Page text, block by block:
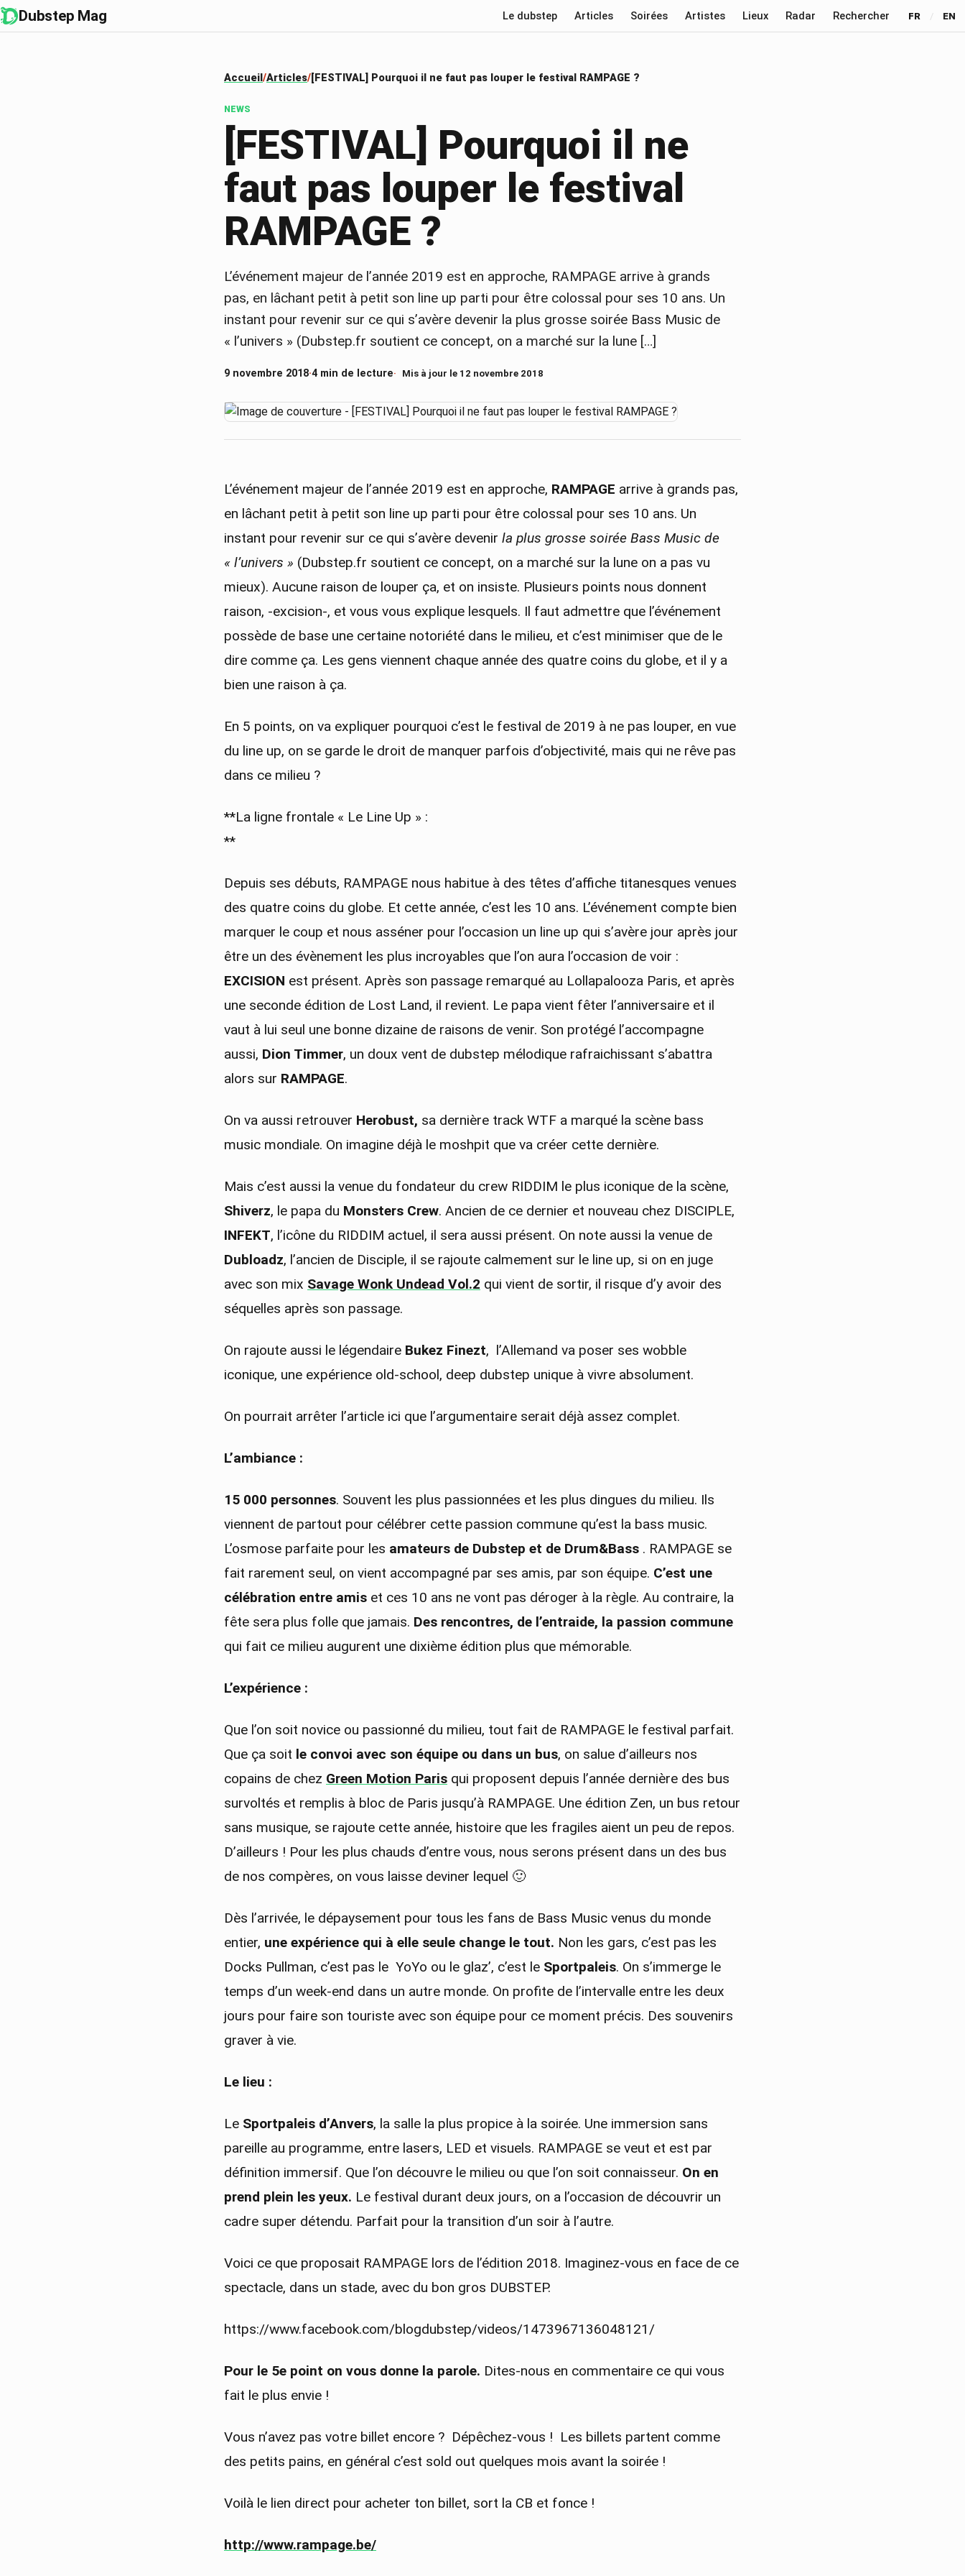
Dubstep Mag Le dubstep Articles Soirées Artistes Lieux Radar Rechercher FR / EN
Accueil Articles [FESTIVAL] Pourquoi il ne faut pas louper le festival RAMPAGE ?
NEWS
[FESTIVAL] Pourquoi il ne
faut pas louper le festival
RAMPAGE ?
L’événement majeur de l’année 2019 est en approche, RAMPAGE arrive à grands
pas, en lâchant petit à petit son line up parti pour être colossal pour ses 10 ans. Un
instant pour revenir sur ce qui s’avère devenir la plus grosse soirée Bass Music de
« l’univers » (Dubstep.fr soutient ce concept, on a marché sur la lune […]
9 novembre 2018·4 min de lecture Mis à jour le 12 novembre 2018
L’événement majeur de l’année 2019 est en approche, RAMPAGE arrive à grands pas,
en lâchant petit à petit son line up parti pour être colossal pour ses 10 ans. Un
instant pour revenir sur ce qui s’avère devenir la plus grosse soirée Bass Music de
« l’univers » (Dubstep.fr soutient ce concept, on a marché sur la lune on a pas vu
mieux). Aucune raison de louper ça, et on insiste. Plusieurs points nous donnent
raison, -excision-, et vous vous explique lesquels. Il faut admettre que l’événement
possède de base une certaine notoriété dans le milieu, et c’est minimiser que de le
dire comme ça. Les gens viennent chaque année des quatre coins du globe, et il y a
bien une raison à ça.
En 5 points, on va expliquer pourquoi c’est le festival de 2019 à ne pas louper, en vue
du line up, on se garde le droit de manquer parfois d’objectivité, mais qui ne rêve pas
dans ce milieu ?
**La ligne frontale « Le Line Up » :
**
Depuis ses débuts, RAMPAGE nous habitue à des têtes d’affiche titanesques venues
des quatre coins du globe. Et cette année, c’est les 10 ans. L’événement compte bien
marquer le coup et nous asséner pour l’occasion un line up qui s’avère jour après jour
être un des évènement les plus incroyables que l’on aura l’occasion de voir :
EXCISION est présent. Après son passage remarqué au Lollapalooza Paris, et après
une seconde édition de Lost Land, il revient. Le papa vient fêter l’anniversaire et il
vaut à lui seul une bonne dizaine de raisons de venir. Son protégé l’accompagne
aussi, Dion Timmer, un doux vent de dubstep mélodique rafraichissant s’abattra
alors sur RAMPAGE.
On va aussi retrouver Herobust, sa dernière track WTF a marqué la scène bass
music mondiale. On imagine déjà le moshpit que va créer cette dernière.
Mais c’est aussi la venue du fondateur du crew RIDDIM le plus iconique de la scène,
Shiverz, le papa du Monsters Crew. Ancien de ce dernier et nouveau chez DISCIPLE,
INFEKT, l’icône du RIDDIM actuel, il sera aussi présent. On note aussi la venue de
Dubloadz, l’ancien de Disciple, il se rajoute calmement sur le line up, si on en juge
avec son mix Savage Wonk Undead Vol.2 qui vient de sortir, il risque d’y avoir des
séquelles après son passage.
On rajoute aussi le légendaire Bukez Finezt, l’Allemand va poser ses wobble
iconique, une expérience old-school, deep dubstep unique à vivre absolument.
On pourrait arrêter l’article ici que l’argumentaire serait déjà assez complet.
L’ambiance :
15 000 personnes. Souvent les plus passionnées et les plus dingues du milieu. Ils
viennent de partout pour célébrer cette passion commune qu’est la bass music.
L’osmose parfaite pour les amateurs de Dubstep et de Drum&Bass . RAMPAGE se
fait rarement seul, on vient accompagné par ses amis, par son équipe. C’est une
célébration entre amis et ces 10 ans ne vont pas déroger à la règle. Au contraire, la
fête sera plus folle que jamais. Des rencontres, de l’entraide, la passion commune
qui fait ce milieu augurent une dixième édition plus que mémorable.
L’expérience :
Que l’on soit novice ou passionné du milieu, tout fait de RAMPAGE le festival parfait.
Que ça soit le convoi avec son équipe ou dans un bus, on salue d’ailleurs nos
copains de chez Green Motion Paris qui proposent depuis l’année dernière des bus
survoltés et remplis à bloc de Paris jusqu’à RAMPAGE. Une édition Zen, un bus retour
sans musique, se rajoute cette année, histoire que les fragiles aient un peu de repos.
D’ailleurs ! Pour les plus chauds d’entre vous, nous serons présent dans un des bus
de nos compères, on vous laisse deviner lequel 🙂
Dès l’arrivée, le dépaysement pour tous les fans de Bass Music venus du monde
entier, une expérience qui à elle seule change le tout. Non les gars, c’est pas les
Docks Pullman, c’est pas le YoYo ou le glaz’, c’est le Sportpaleis. On s’immerge le
temps d’un week-end dans un autre monde. On profite de l’intervalle entre les deux
jours pour faire son touriste avec son équipe pour ce moment précis. Des souvenirs
graver à vie.
Le lieu :
Le Sportpaleis d’Anvers, la salle la plus propice à la soirée. Une immersion sans
pareille au programme, entre lasers, LED et visuels. RAMPAGE se veut et est par
définition immersif. Que l’on découvre le milieu ou que l’on soit connaisseur. On en
prend plein les yeux. Le festival durant deux jours, on a l’occasion de découvrir un
cadre super détendu. Parfait pour la transition d’un soir à l’autre.
Voici ce que proposait RAMPAGE lors de l’édition 2018. Imaginez-vous en face de ce
spectacle, dans un stade, avec du bon gros DUBSTEP.
https://www.facebook.com/blogdubstep/videos/1473967136048121/
Pour le 5e point on vous donne la parole. Dites-nous en commentaire ce qui vous
fait le plus envie !
Vous n’avez pas votre billet encore ? Dépêchez-vous ! Les billets partent comme
des petits pains, en général c’est sold out quelques mois avant la soirée !
Voilà le lien direct pour acheter ton billet, sort la CB et fonce !
http://www.rampage.be/